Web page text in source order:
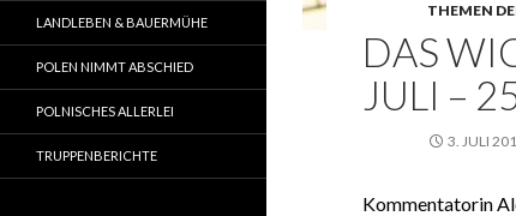
THEMEN
DAS
JULI –
3. JULI
Kommentatorin
LANDLEBEN & BAUERMÜHE
POLEN NIMMT ABSCHIED
POLNISCHES ALLERLEI
TRUPPENBERICHTE